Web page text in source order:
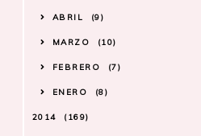
ABRIL 9
MARZO 10
FEBRERO 7
ENERO 8
2014 169